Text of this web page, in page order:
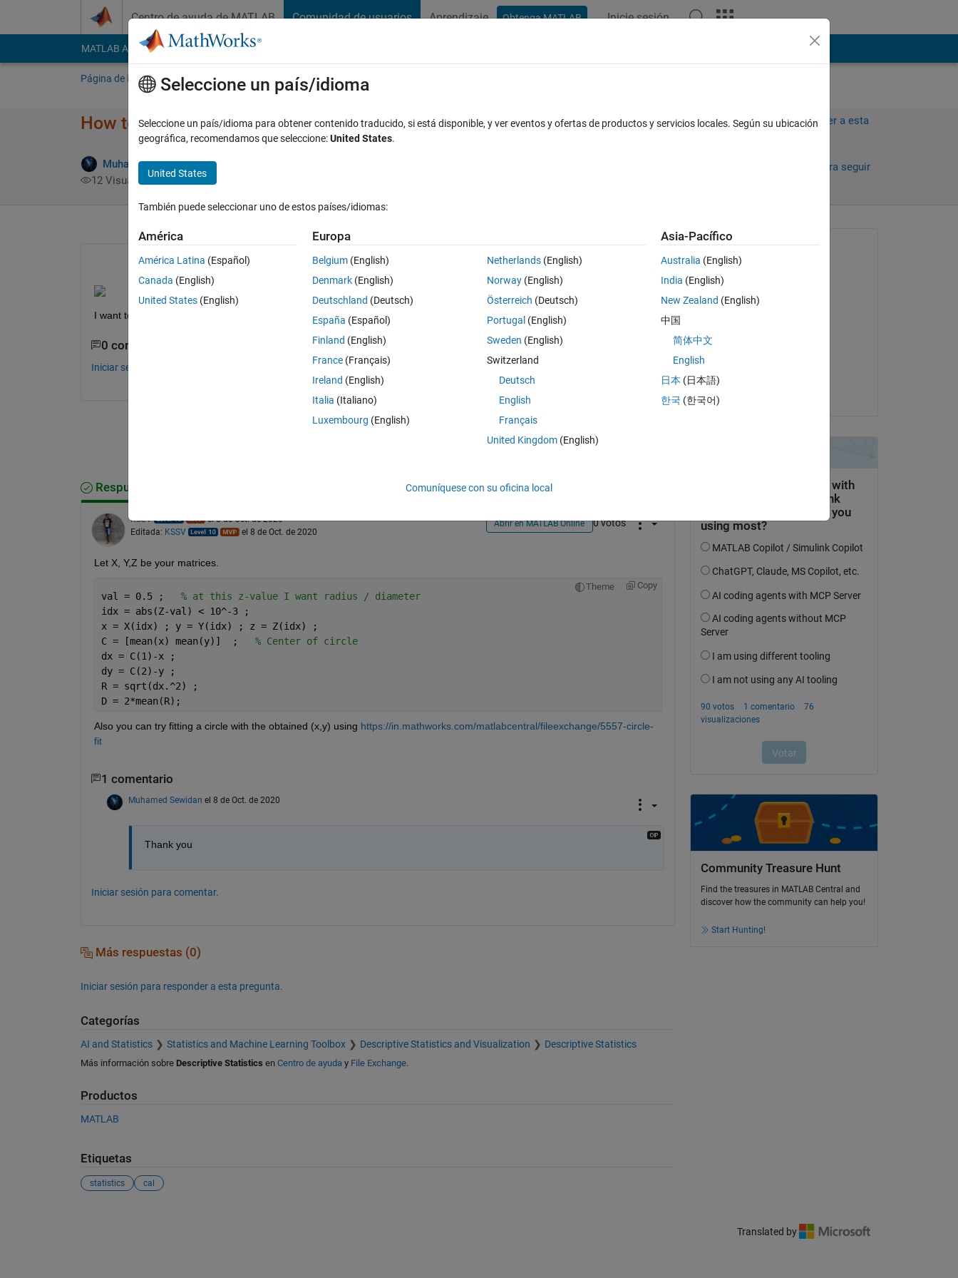
Centro de ayuda de MATLAB Comunidad de usuarios Aprendizaje Obtenga MATLAB Inicie sesión
MATLAB Answers File Exchange Cody
Página de inicio Preguntar Examinar
How to calculate the diameter of 3D Gaussian normal distribution?
Muhamed Sewidan 8 Oct. 2020
12 Visualizaciones (30 días)
Iniciar sesión para responder a esta
Iniciar sesión para seguir
I want to calculate the diameter of this gaussian distribution. Is there any simple mean to do so?
0 comentarios
Iniciar sesión para comentar.
Iniciar sesión para responder a esta pregunta.
Respuesta aceptada
KSSV
el 8 de Oct. de 2020
Editada: KSSV el 8 de Oct. de 2020
Abrir en MATLAB Online 0 votos
Let X, Y,Z be your matrices.
Theme Copy
val = 0.5 ; % at this z-value I want radius / diameter
idx = abs(Z-val) < 10^-3 ;
x = X(idx) ; y = Y(idx) ; z = Z(idx) ;
C = [mean(x) mean(y)]  ; % Center of circle
dx = C(1)-x ;
dy = C(2)-y ;
R = sqrt(dx.^2) ;
D = 2*mean(R);
Also you can try fitting a circle with the obtained (x,y) using https://in.mathworks.com/matlabcentral/fileexchange/5557-circle-
fit
1 comentario
Muhamed Sewidan el 8 de Oct. de 2020
Thank you
Iniciar sesión para comentar.
Más respuestas (0)
Iniciar sesión para responder a esta pregunta.
Categorías
AI and Statistics Statistics and Machine Learning Toolbox Descriptive Statistics and Visualization Descriptive Statistics
Más información sobre Descriptive Statistics en Centro de ayuda y File Exchange.
Productos
MATLAB
Etiquetas
statistics cal
Muhamed Sewidan
el 8 de Oct. de 2020
el 8 de Oct. de 2020
Aceptada:
Community Treasure Hunt
Find the treasures in MATLAB Central and
discover how the community can help you!
Start Hunting!
Translated by
Seleccione un país/idioma
Seleccione un país/idioma para obtener contenido traducido, si está disponible, y ver eventos y ofertas de productos y servicios locales. Según su ubicación
geográfica, recomendamos que seleccione:United States.
United States
También puede seleccionar uno de estos países/idiomas:
América
América Latina (Español)
Canada (English)
United States (English)
Europa
Belgium (English)
Denmark (English)
Deutschland (Deutsch)
España (Español)
Finland (English)
France (Français)
Ireland (English)
Italia (Italiano)
Luxembourg (English)
Netherlands(English)
Norway(English)
Österreich (Deutsch)
Portugal (English)
Sweden (English)
Switzerland
Deutsch
English
Français
United Kingdom(English)
Asia-Pacífico
Australia (English)
India (English)
New Zealand (English)
中国
简体中文
English
日本 (日本語)
한국 (한국어)
Comuníquese con su oficina local